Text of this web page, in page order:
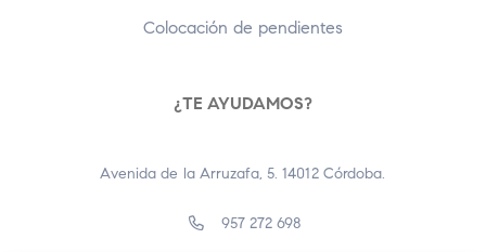
Colocación de pendientes
¿TE AYUDAMOS?
Avenida de la Arruzafa, 5. 14012 Córdoba.
957 272 698